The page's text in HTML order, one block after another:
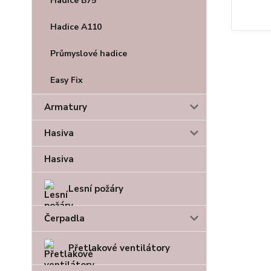
Hadice A110
Průmyslové hadice
Easy Fix
Armatury
Hasiva
Hasiva
Lesní požáry
Čerpadla
Přetlakové ventilátory